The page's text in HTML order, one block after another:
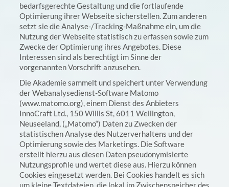
bedarfsgerechte Gestaltung und die fortlaufende
Optimierung ihrer Webseite sicherstellen. Zum anderen
setzt sie die Analyse-/Tracking-Maßnahme ein, um die
Nutzung der Webseite statistisch zu erfassen sowie zum
Zwecke der Optimierung ihres Angebotes. Diese
Interessen sind als berechtigt im Sinne der
vorgenannten Vorschrift anzusehen.
Die Akademie sammelt und speichert unter Verwendung
der Webanalysedienst-Software Matomo
(www.matomo.org), einem Dienst des Anbieters
InnoCraft Ltd., 150 Willis St, 6011 Wellington,
Neuseeland, („Matomo“) Daten zu Zwecken der
statistischen Analyse des Nutzerverhaltens und der
Optimierung sowie des Marketings. Die Software
erstellt hierzu aus diesen Daten pseudonymisierte
Nutzungsprofile und wertet diese aus. Hierzu können
Cookies eingesetzt werden. Bei Cookies handelt es sich
um kleine Textdateien, die lokal im Zwischenspeicher des